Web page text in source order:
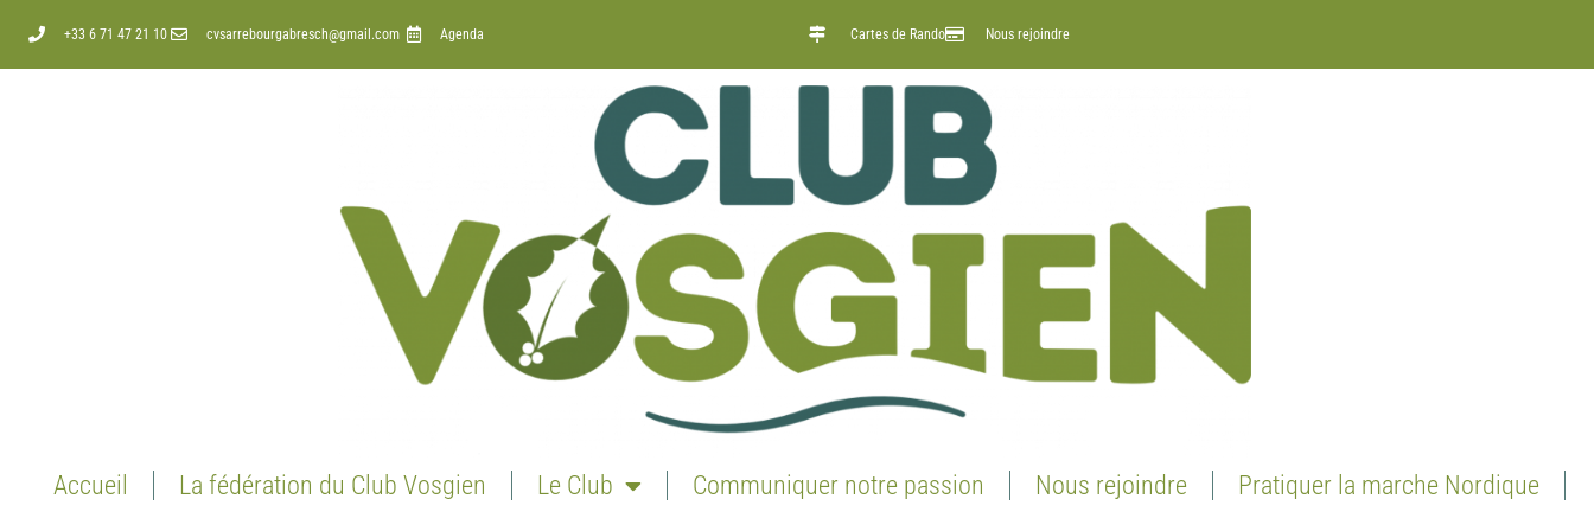
+33 6 71 47 21 10 cvsarrebourgabresch@gmail.com Agenda Cartes de Rando Nous rejoindre
Accueil La fédération du Club Vosgien Le Club Communiquer notre passion Nous rejoindre
Pratiquer la marche Nordique